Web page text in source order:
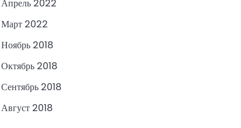
Апрель 2022
Март 2022
Ноябрь 2018
Октябрь 2018
Сентябрь 2018
Август 2018